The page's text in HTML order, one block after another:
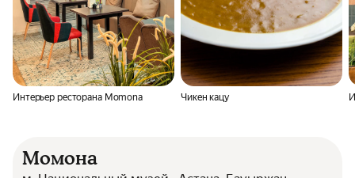
Интерьер ресторана Momona Чикен кацу
Момона